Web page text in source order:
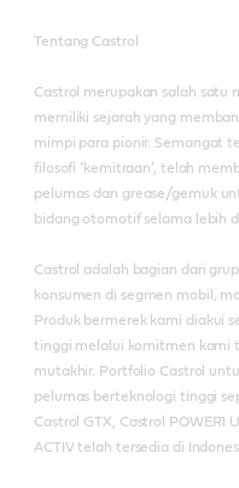
Tentang Castrol
Castrol merupakan salah satu
memiliki sejarah yang
mimpi para pionir. Semangat
filosofi ‘kemitraan’, telah
pelumas dan grease/gemuk
bidang otomotif selama lebih
Castrol adalah bagian dari
konsumen di segmen mobil,
Produk bermerek kami diakui
tinggi melalui komitmen kami
mutakhir. Portfolio Castrol
pelumas berteknologi tinggi
Castrol GTX, Castrol POWER1
ACTIV telah tersedia di